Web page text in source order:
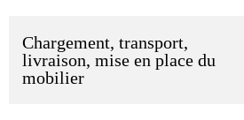
Chargement, transport,
livraison, mise en place du
mobilier